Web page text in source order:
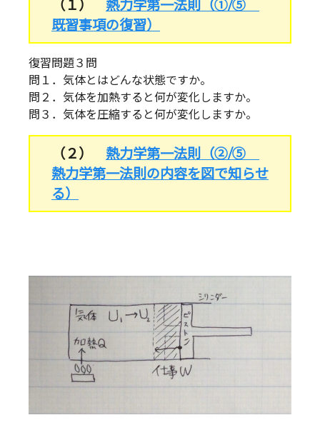
（１） 熱力学第一法則（①/⑤
既習事項の復習）
復習問題３問
問１．気体とはどんな状態ですか。
問２．気体を加熱すると何が変化しますか。
問３．気体を圧縮すると何が変化しますか。
（２） 熱力学第一法則（②/⑤
熱力学第一法則の内容を図で知らせ
る）